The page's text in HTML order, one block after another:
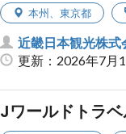
本州、 東京都
近畿日本観光株式
更新：2026年7月
Jワールドトラ